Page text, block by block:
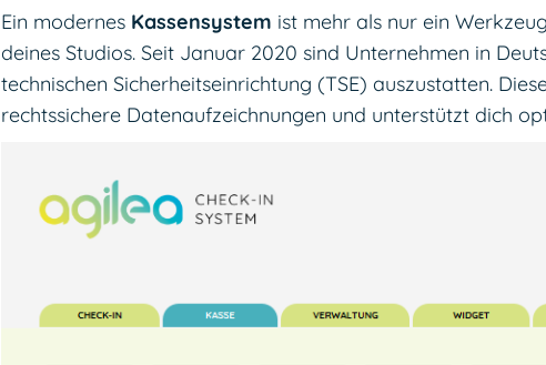
Ein modernes Kassensystem ist mehr als nur ein
deines Studios. Seit Januar 2020 sind Unternehmen in
technischen Sicherheitseinrichtung (TSE) auszustatten.
rechtssichere Datenaufzeichnungen und unterstützt dich